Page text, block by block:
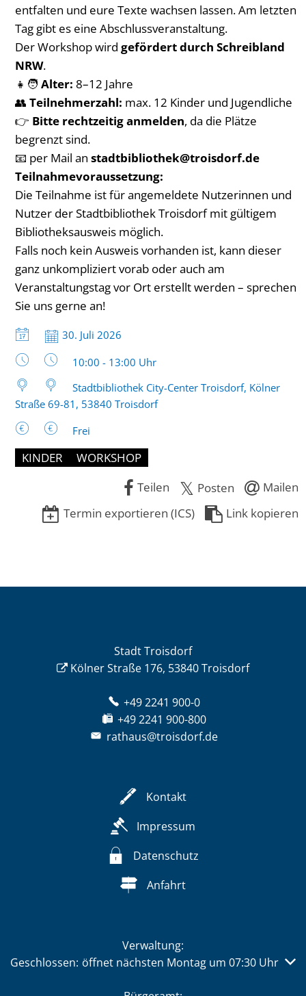
entfalten und eure Texte wachsen lassen. Am letzten
Tag gibt es eine Abschlussveranstaltung.
Der Workshop wird gefördert durch Schreibland
NRW.
👧🧑 Alter: 8–12 Jahre
👥 Teilnehmerzahl: max. 12 Kinder und Jugendliche
👉 Bitte rechtzeitig anmelden, da die Plätze
begrenzt sind.
📧 per Mail an stadtbibliothek@troisdorf.de
Teilnahmevoraussetzung:
Die Teilnahme ist für angemeldete Nutzerinnen und
Nutzer der Stadtbibliothek Troisdorf mit gültigem
Bibliotheksausweis möglich.
Falls noch kein Ausweis vorhanden ist, kann dieser
ganz unkompliziert vorab oder auch am
Veranstaltungstag vor Ort erstellt werden – sprechen
Sie uns gerne an!
Datum:
30. Juli 2026
Uhrzeit:
10:00 - 13:00 Uhr
Stadtbibliothek City-Center Troisdorf, Kölner
Straße 69-81, 53840 Troisdorf
Frei
KINDER
WORKSHOP
Teilen
Posten
Mailen
Termin exportieren (ICS)
Link kopieren
Stadt Troisdorf
Kölner Straße 176, 53840 Troisdorf
+49 2241 900-0
+49 2241 900-800
rathaus@troisdorf.de
Kontakt
Impressum
Datenschutz
Anfahrt
Verwaltung:
Klicken, um weitere Öffnungs- oder Schließzeiten
Geschlossen: öffnet nächsten Montag um 07:30 Uhr